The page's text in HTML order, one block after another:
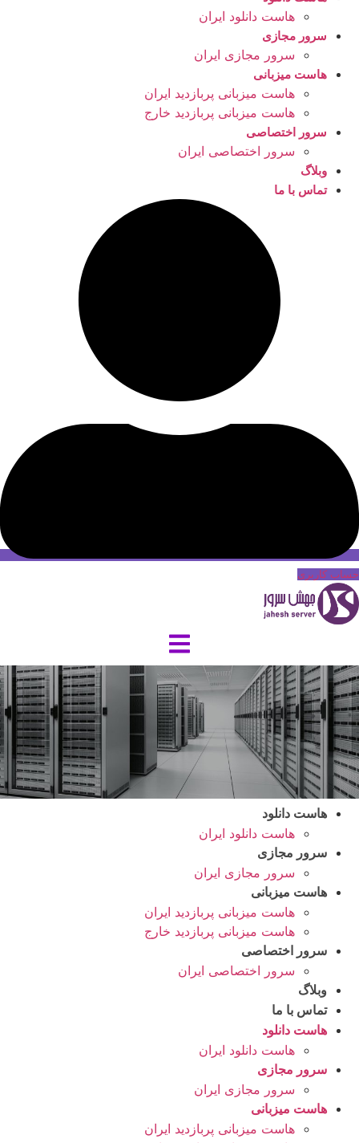
هاست دانلود ایران
سرور مجازی
سرور مجازی ایران
هاست میزبانی
هاست میزبانی پربازدید ایران
هاست میزبانی پربازدید خارج
سرور اختصاصی
سرور اختصاصی ایران
وبلاگ
تماس با ما
حساب کاربری
هاست دانلود
هاست دانلود ایران
سرور مجازی
سرور مجازی ایران
هاست میزبانی
هاست میزبانی پربازدید ایران
هاست میزبانی پربازدید خارج
سرور اختصاصی
سرور اختصاصی ایران
وبلاگ
تماس با ما
هاست دانلود
هاست دانلود ایران
سرور مجازی
سرور مجازی ایران
هاست میزبانی
هاست میزبانی پربازدید ایران